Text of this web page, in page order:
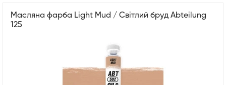
Масляна фарба Light Mud / Світлий бруд Abteilung
125